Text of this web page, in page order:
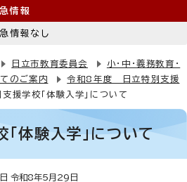
情報
情報なし
日立市教育委員会
小・中・義務教育・
のご案内
令和8年度 日立特別支援
支援学校「体験入学」について
「体験入学」について
令和8年5月29日